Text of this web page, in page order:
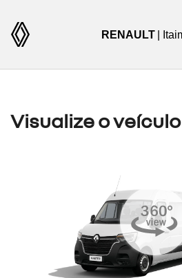
RENAULT |
Visualize o